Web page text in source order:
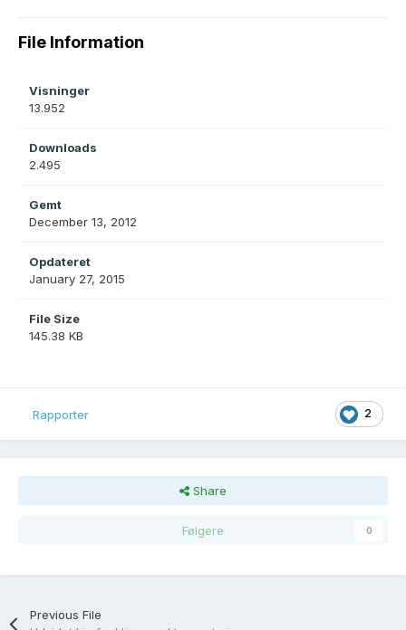
File Information
Visninger
13.952
Downloads
2.495
Gemt
December 13, 2012
Opdateret
January 27, 2015
File Size
145.38 KB
2
Rapporter
Share
Følgere 0
Previous File